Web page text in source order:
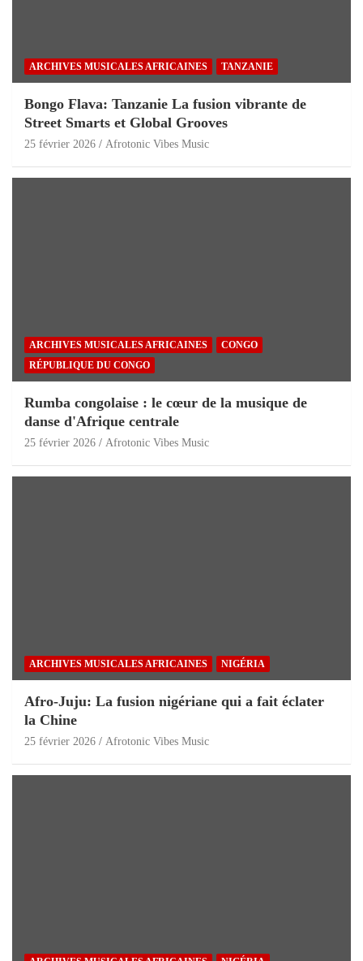
ARCHIVES MUSICALES AFRICAINES TANZANIE
Bongo Flava: Tanzanie La fusion vibrante de
Street Smarts et Global Grooves
25 février 2026 Afrotonic Vibes Music
ARCHIVES MUSICALES AFRICAINES
CONGO
RÉPUBLIQUE DU CONGO
Rumba congolaise : le cœur de la musique de
danse d'Afrique centrale
25 février 2026 Afrotonic Vibes Music
ARCHIVES MUSICALES AFRICAINES NIGÉRIA
Afro-Juju: La fusion nigériane qui a fait éclater
la Chine
25 février 2026 Afrotonic Vibes Music